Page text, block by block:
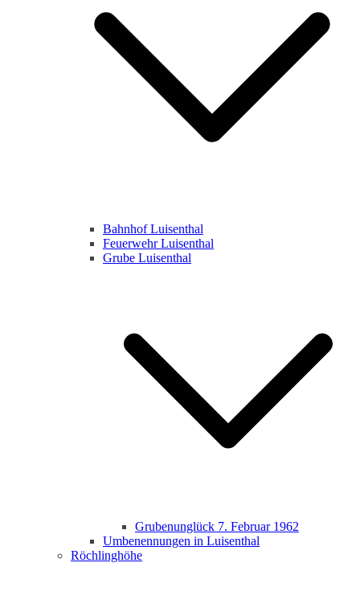
Bahnhof Luisenthal
Feuerwehr Luisenthal
Grube Luisenthal
Grubenunglück 7. Februar 1962
Umbenennungen in Luisenthal
Röchlinghöhe